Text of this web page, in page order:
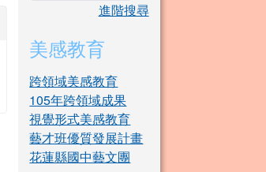
進階搜尋
美感教育
跨領域美感教育
105年跨領域成果
視覺形式美感教育
藝才班優質發展計畫
花蓮縣國中藝文團